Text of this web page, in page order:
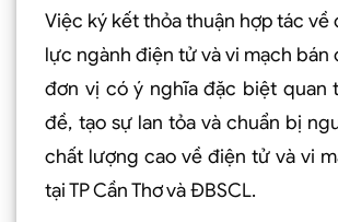
Việc ký kết thỏa thuận hợp tác về
lực ngành điện tử và vi mạch bán
đơn vị có ý nghĩa đặc biệt quan
đề, tạo sự lan tỏa và chuẩn bị
chất lượng cao về điện tử và vi
tại TP Cần Thơ và ÐBSCL.